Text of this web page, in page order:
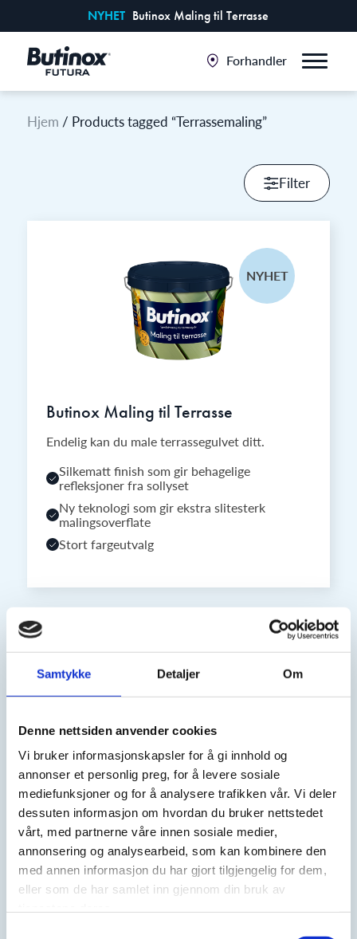
Samtykke Detaljer Om
Denne nettsiden anvender cookies
Vi bruker informasjonskapsler for å gi innhold og
annonser et personlig preg, for å levere sosiale
mediefunksjoner og for å analysere trafikken vår. Vi deler
dessuten informasjon om hvordan du bruker nettstedet
vårt, med partnerne våre innen sosiale medier,
annonsering og analysearbeid, som kan kombinere den
med annen informasjon du har gjort tilgjengelig for dem,
eller som de har samlet inn gjennom din bruk av
NYHET Butinox Maling til Terrasse
Forhandler
Hjem / Products tagged “Terrassemaling”
Filter
NYHET
Butinox Maling til Terrasse
Endelig kan du male terrassegulvet ditt.
Silkematt finish som gir behagelige
refleksjoner fra sollyset
Ny teknologi som gir ekstra slitesterk
malingsoverflate
Stort fargeutvalg
Få tips og råd
Se vår side med tips og råd til valg av
riktig maling, forarbeid og fargevalg
Les mer her